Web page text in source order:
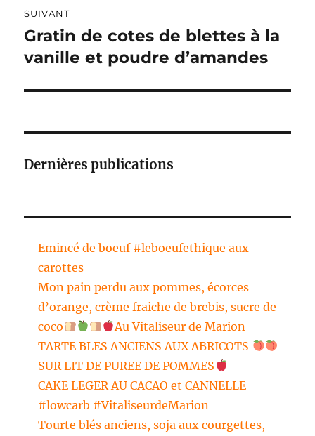
:
SUIVANT
Publication
suivante :
Gratin de cotes de blettes à la
vanille et poudre d’amandes
Dernières publications
Emincé de boeuf #leboeufethique aux
carottes
Mon pain perdu aux pommes, écorces
d’orange, crème fraiche de brebis, sucre de
coco
Au Vitaliseur de Marion
TARTE BLES ANCIENS AUX ABRICOTS
SUR LIT DE PUREE DE POMMES
CAKE LEGER AU CACAO et CANNELLE
#lowcarb #VitaliseurdeMarion
Tourte blés anciens, soja aux courgettes,